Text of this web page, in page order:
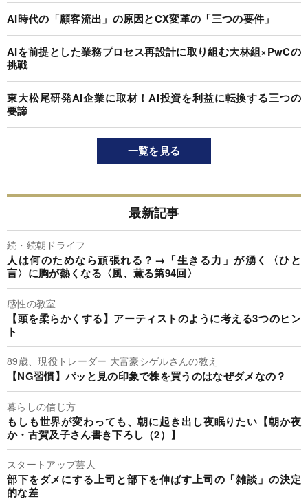
AI時代の「顧客流出」の原因とCX変革の「三つの要件」
AIを前提とした業務プロセス再設計に取り組む大林組×PwCの
挑戦
東大松尾研発AI企業に取材！AI投資を利益に転換する三つの
要諦
一覧を見る
最新記事
続・続朝ドライフ
人は何のためなら頑張れる？→「生きる力」が湧く〈ひと
言〉に胸が熱くなる〈風、薫る第94回〉
感性の教室
【頭を柔らかくする】アーティストのように考える3つのヒン
ト
89歳、現役トレーダー 大富豪シゲルさんの教え
【NG習慣】パッと見の印象で株を買うのはなぜダメなの？
暮らしの信じ方
もしも世界が変わっても、朝に起き出し夜眠りたい【朝か夜
か・古賀及子さん書き下ろし（2）】
スタートアップ芸人
部下をダメにする上司と部下を伸ばす上司の「雑談」の決定
的な差